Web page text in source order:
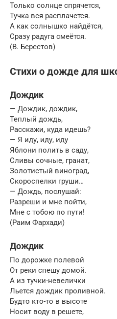
Только солнце спрячется,
Тучка вся расплачется.
А как солнышко найдётся,
Сразу радуга смеётся.
(В. Берестов)
Стихи о дожде для
Дождик
— Дождик, дождик,
Теплый дождь,
Расскажи, куда идешь?
— Я иду, иду, иду
Яблони полить в саду,
Сливы сочные, гранат,
Золотистый виноград,
Скороспелки груши…
— Дождь, послушай:
Разреши и мне пойти,
Мне с тобою по пути!
(Раим Фархади)
Дождик
По дорожке полевой
От реки спешу домой.
А из тучки-невелички
Льется дождик проливной.
Будто кто-то в высоте
Носит воду в решете,